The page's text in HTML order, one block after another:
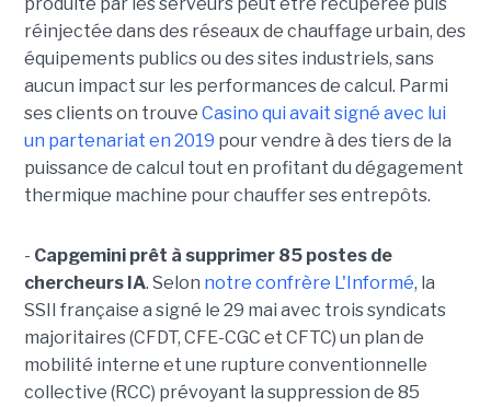
réinjectée dans des réseaux de chauffage urbain, des
équipements publics ou des sites industriels, sans
aucun impact sur les performances de calcul. Parmi
ses clients on trouve Casino qui avait signé avec lui
un partenariat en 2019 pour vendre à des tiers de la
puissance de calcul tout en profitant du dégagement
thermique machine pour chauffer ses entrepôts.
- Capgemini prêt à supprimer 85 postes de
chercheurs IA. Selon notre confrère L'Informé, la
SSII française a signé le 29 mai avec trois syndicats
majoritaires (CFDT, CFE-CGC et CFTC) un plan de
mobilité interne et une rupture conventionnelle
collective (RCC) prévoyant la suppression de 85